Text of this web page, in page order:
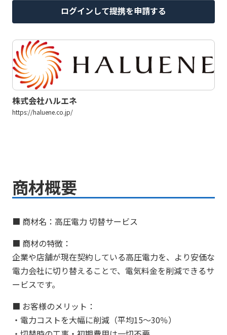
ログインして提携を申請する
株式会社ハルエネ
https://haluene.co.jp/
商材概要
■ 商材名：高圧電力 切替サービス
■ 商材の特徴：
企業や店舗が現在契約している高圧電力を、より安価な
電力会社に切り替えることで、電気料金を削減できるサ
ービスです。
■ お客様のメリット：
・電力コストを大幅に削減（平均15～30％）